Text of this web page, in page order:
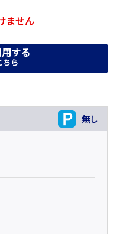
ません
する
ちら
無し